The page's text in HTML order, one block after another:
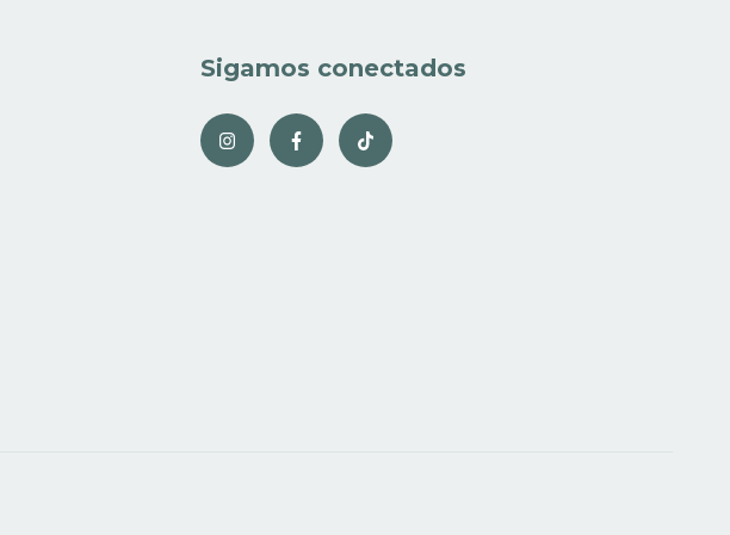
Sigamos conectados